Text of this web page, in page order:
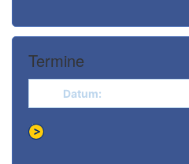
Termine
Datum: